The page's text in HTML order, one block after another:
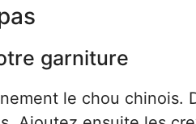
garniture
le chou